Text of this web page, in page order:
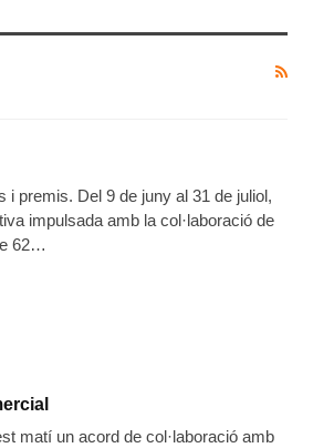
premis. Del 9 de juny al 31 de juliol,
impulsada amb la col·laboració de
62…
matí un acord de col·laboració amb